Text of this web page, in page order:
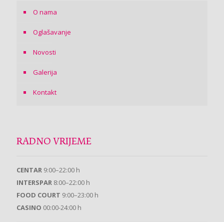
O nama
Oglašavanje
Novosti
Galerija
Kontakt
RADNO VRIJEME
CENTAR 9:00–22:00 h
INTERSPAR 8:00–22:00 h
FOOD COURT 9:00–23:00 h
CASINO 00:00-24:00 h